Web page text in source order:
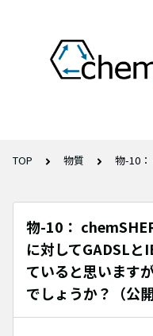
TOP 物質 物-10：
物-10：
に対してGADSLと
ていると思います
でしょうか？（公